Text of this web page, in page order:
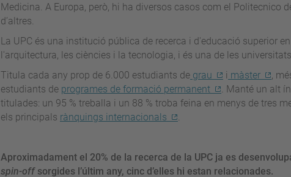
Medicina. A Europa, però, hi ha diversos casos com el Politecnico
d’altres.
La UPC és una institució pública de recerca i d'educació superior
l'arquitectura, les ciències i la tecnologia, i és una de les
Titula cada any prop de 6.000 estudiants degrau i màster ,
estudiants de programes de formació permanent
. Manté un alt
titulades: un 95 % treballa i un 88 % troba feina en menys de tres
els principals rànquings internacionals .
Aproximadament el 20% de la recerca de la UPC ja es
spin-offsorgides l’últim any, cinc d’elles hi estan relacionades.